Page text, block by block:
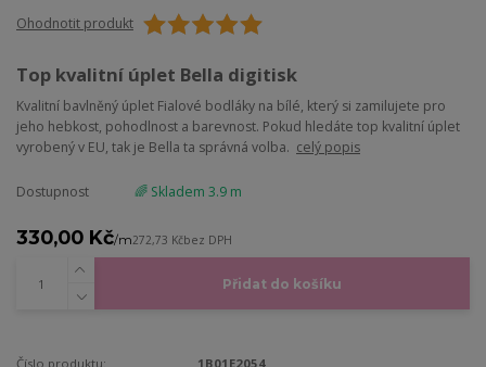
Ohodnotit produkt
Top kvalitní úplet Bella digitisk
Kvalitní bavlněný úplet Fialové bodláky na bílé, který si zamilujete pro
jeho hebkost, pohodlnost a barevnost. Pokud hledáte top kvalitní úplet
vyrobený v EU, tak je Bella ta správná volba. celý popis
Dostupnost 🌈 Skladem 3.9 m
330,00 Kč/m272,73 Kčbez DPH
Přidat do košíku
Číslo produktu:
1B01E2054